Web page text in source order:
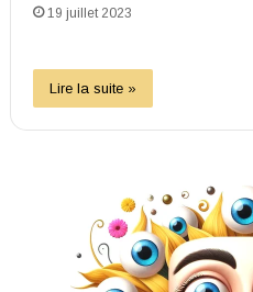
19 juillet 2023
Lire la suite »